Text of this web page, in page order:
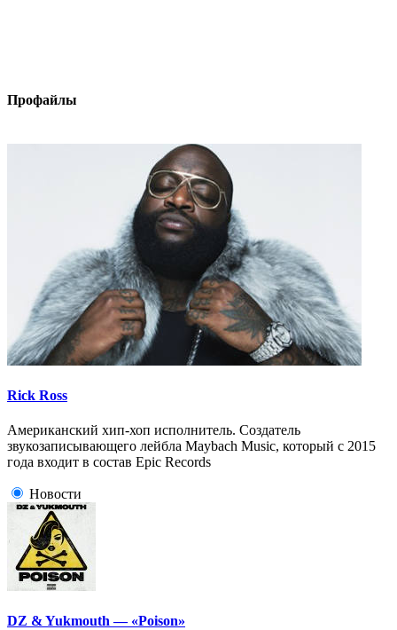
Профайлы
Rick Ross
Американский хип-хоп исполнитель. Создатель
звукозаписывающего лейбла Maybach Music, который с 2015
года входит в состав Epic Records
Новости
DZ & Yukmouth — «Poison»